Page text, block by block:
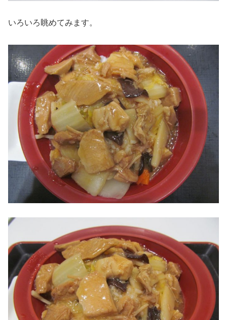
いろいろ眺めてみます。